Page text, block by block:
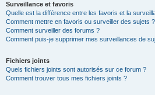
Surveillance et favoris
Quelle est la différence entre les favoris et la
Comment mettre en favoris ou surveiller des sujets ?
Comment surveiller des forums ?
Comment puis-je supprimer mes surveillances de
Fichiers joints
Quels fichiers joints sont autorisés sur ce forum ?
Comment trouver tous mes fichiers joints ?